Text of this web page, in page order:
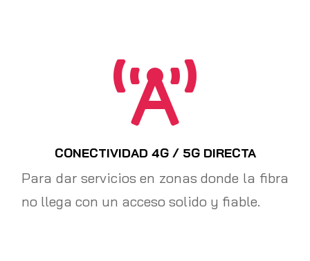

CONECTIVIDAD 4G / 5G DIRECTA
Para dar servicios en zonas donde la fibra
no llega con un acceso solido y fiable.